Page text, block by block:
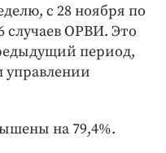
с 28 ноября по
случаев ОРВИ. Это
период,
управлении
на 79,4%.